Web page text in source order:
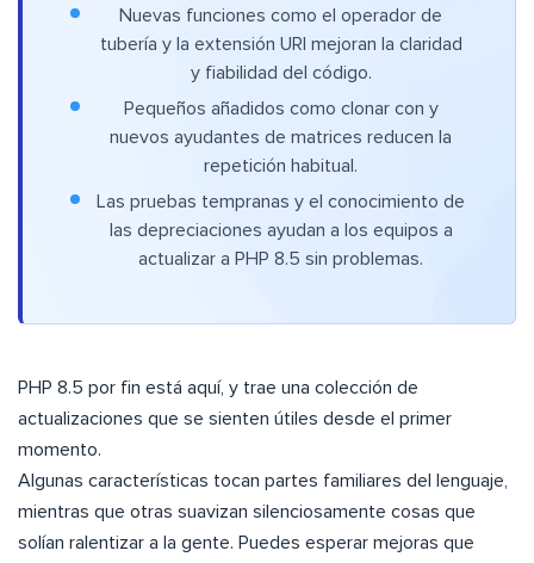
Nuevas funciones como el operador de
tubería y la extensión URI mejoran la claridad
y fiabilidad del código.
Pequeños añadidos como clonar con y
nuevos ayudantes de matrices reducen la
repetición habitual.
Las pruebas tempranas y el conocimiento de
las depreciaciones ayudan a los equipos a
actualizar a PHP 8.5 sin problemas.
PHP 8.5 por fin está aquí, y trae una colección de
actualizaciones que se sienten útiles desde el primer
momento.
Algunas características tocan partes familiares del lenguaje,
mientras que otras suavizan silenciosamente cosas que
solían ralentizar a la gente. Puedes esperar mejoras que